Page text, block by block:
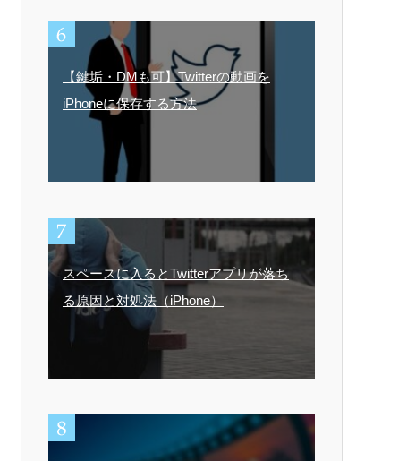
【鍵垢・DMも可】Twitterの動画を
iPhoneに保存する方法
スペースに入るとTwitterアプリが落ち
る原因と対処法（iPhone）